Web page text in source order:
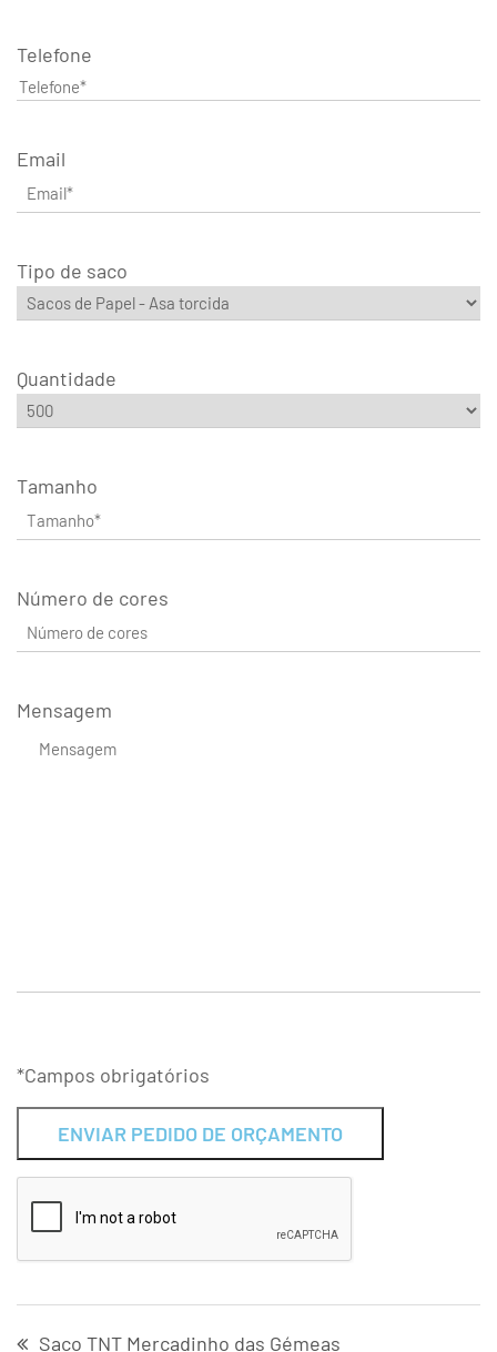
Telefone
Email
Tipo de saco
Quantidade
Tamanho
Número de cores
Mensagem
*Campos obrigatórios
Saco TNT Mercadinho das Gémeas